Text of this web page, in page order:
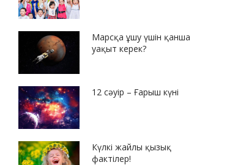
Марсқа ұшу үшін қанша
уақыт керек?
12 сәуір – Ғарыш күні
Күлкі жайлы қызық
фактілер!